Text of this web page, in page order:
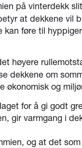
på vinterdekk
at dekkene vil
kan føre til
høyere
dekkene om
økonomisk og
for å gi godt
gir varmgang i
og at det